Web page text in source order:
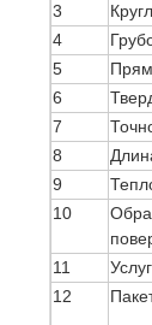
3
4
5
6
7
8
9
10
11
12